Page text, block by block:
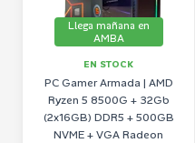
Llega mañana en
AMBA
EN STOCK
PC Gamer Armada | AMD
Ryzen 5 8500G + 32Gb
(2x16GB) DDR5 + 500GB
NVME + VGA Radeon